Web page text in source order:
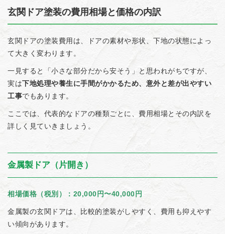
玄関ドア塗装の費用相場と価格の内訳
玄関ドアの塗装費用は、ドアの素材や形状、下地の状態によっ
て大きく変わります。
一見すると「小さな部分だから安そう」と思われがちですが、
実は下地処理や養生に手間がかかるため、意外と差が出やすい
工事でもあります。
ここでは、代表的なドアの種類ごとに、費用相場とその内訳を
詳しく見ていきましょう。
金属製ドア（片開き）
相場価格（税別）：20,000円〜40,000円
金属製の玄関ドアは、比較的塗装がしやすく、費用も抑えやす
い傾向があります。